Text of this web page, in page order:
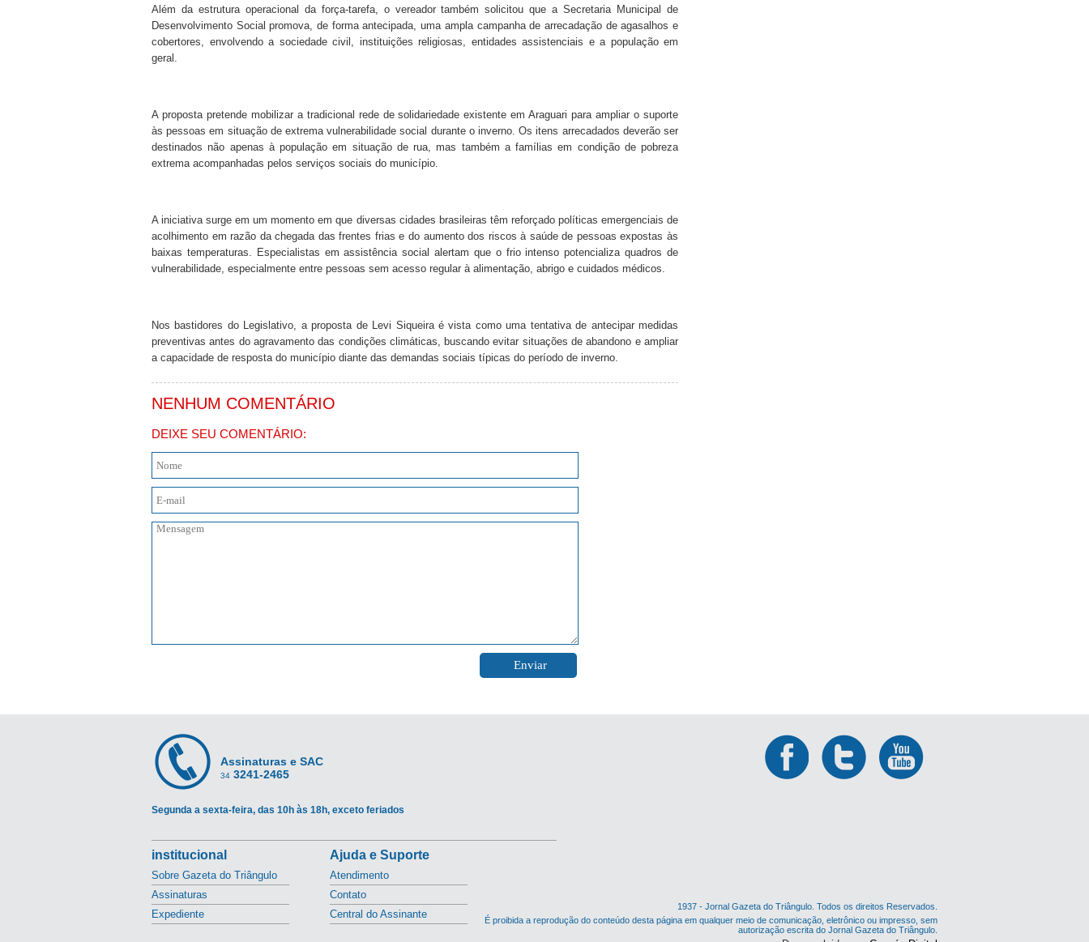
Além da estrutura operacional da força-tarefa, o vereador também solicitou que a Secretaria Municipal de
Desenvolvimento Social promova, de forma antecipada, uma ampla campanha de arrecadação de agasalhos e
cobertores, envolvendo a sociedade civil, instituições religiosas, entidades assistenciais e a população em
geral.
A proposta pretende mobilizar a tradicional rede de solidariedade existente em Araguari para ampliar o suporte
às pessoas em situação de extrema vulnerabilidade social durante o inverno. Os itens arrecadados deverão ser
destinados não apenas à população em situação de rua, mas também a famílias em condição de pobreza
extrema acompanhadas pelos serviços sociais do município.
A iniciativa surge em um momento em que diversas cidades brasileiras têm reforçado políticas emergenciais de
acolhimento em razão da chegada das frentes frias e do aumento dos riscos à saúde de pessoas expostas às
baixas temperaturas. Especialistas em assistência social alertam que o frio intenso potencializa quadros de
vulnerabilidade, especialmente entre pessoas sem acesso regular à alimentação, abrigo e cuidados médicos.
Nos bastidores do Legislativo, a proposta de Levi Siqueira é vista como uma tentativa de antecipar medidas
preventivas antes do agravamento das condições climáticas, buscando evitar situações de abandono e ampliar
a capacidade de resposta do município diante das demandas sociais típicas do período de inverno.
NENHUM COMENTÁRIO
DEIXE SEU COMENTÁRIO:
Assinaturas e SAC
34 3241-2465
Segunda a sexta-feira, das 10h às 18h, exceto feriados
institucional
Sobre Gazeta do Triângulo
Assinaturas
Expediente
Ajuda e Suporte
Atendimento
Contato
Central do Assinante
1937 - Jornal Gazeta do Triângulo. Todos os direitos Reservados.
É proibida a reprodução do conteúdo desta página em qualquer meio de comunicação, eletrônico ou impresso, sem
autorização escrita do Jornal Gazeta do Triângulo.